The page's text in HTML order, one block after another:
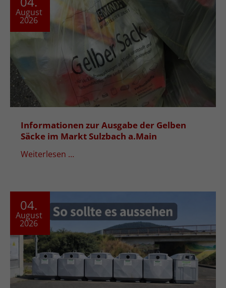
August
2026
Informationen zur Ausgabe der Gelben
Säcke im Markt Sulzbach a.Main
Weiterlesen …
04.
August
2026